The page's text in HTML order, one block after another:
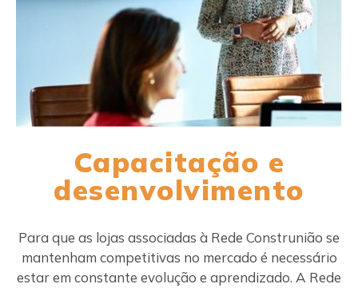
Capacitação e
desenvolvimento
Para que as lojas associadas à Rede Construnião se
mantenham competitivas no mercado é necessário
estar em constante evolução e aprendizado. A Rede